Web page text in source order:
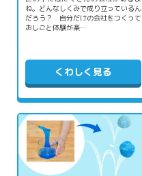
ね。どんなしくみで成り立っているん
だろう？ 自分だけの会社をつくって
おしごと体験が楽…
くわしく見る